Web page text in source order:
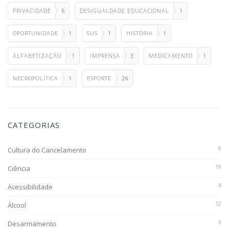
PRIVACIDADE 6 DESIGUALDADE EDUCACIONAL 1
OPORTUNIDADE 1 SUS 1 HISTÓRIA 1
ALFABETIZAÇÃO 1 IMPRENSA 3 MEDICAMENTO 1
NECROPOLÍTICA 1 ESPORTE 26
CATEGORIAS
Cultura do Cancelamento 9
Ciência 19
Acessibilidade 4
Álcool 12
Desarmamento 3